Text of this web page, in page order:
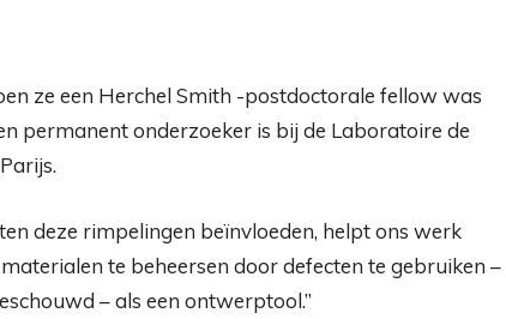
ze een Herchel Smith -postdoctorale fellow was
permanent onderzoeker is bij de Laboratoire de
deze rimpelingen beïnvloeden, helpt ons werk
te beheersen door defecten te gebruiken –
– als een ontwerptool.”